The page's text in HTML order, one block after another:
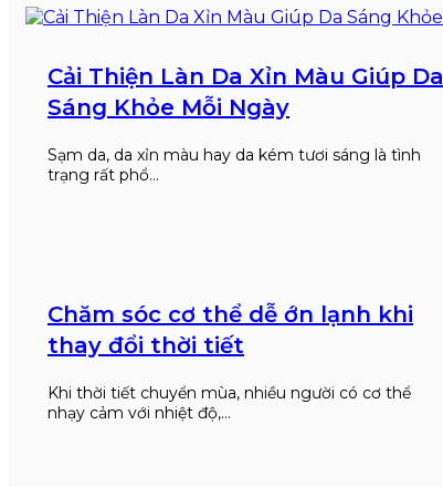
Cải Thiện Làn Da Xỉn Màu Giúp Da
Sáng Khỏe Mỗi Ngày
Sạm da, da xỉn màu hay da kém tươi sáng là tình
trạng rất phổ…
Chăm sóc cơ thể dễ ớn lạnh khi
thay đổi thời tiết
Khi thời tiết chuyển mùa, nhiều người có cơ thể
nhạy cảm với nhiệt độ,…